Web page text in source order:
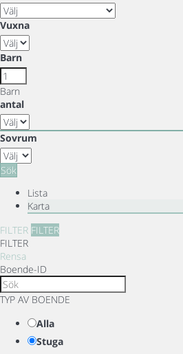
Vuxna
Barn
Barn
antal
Sovrum
Sök
Lista
Karta
FILTER FILTER
FILTER
Rensa
Boende-ID
TYP AV BOENDE
Alla
Stuga